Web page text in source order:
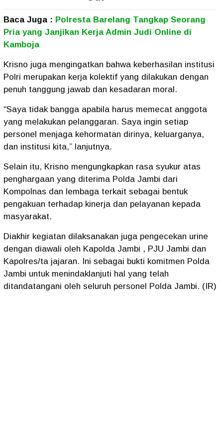
Baca Juga : Polresta Barelang Tangkap Seorang
Pria yang Janjikan Kerja Admin Judi Online di
Kamboja
Krisno juga mengingatkan bahwa keberhasilan institusi
Polri merupakan kerja kolektif yang dilakukan dengan
penuh tanggung jawab dan kesadaran moral.
“Saya tidak bangga apabila harus memecat anggota
yang melakukan pelanggaran. Saya ingin setiap
personel menjaga kehormatan dirinya, keluarganya,
dan institusi kita,” lanjutnya.
Selain itu, Krisno mengungkapkan rasa syukur atas
penghargaan yang diterima Polda Jambi dari
Kompolnas dan lembaga terkait sebagai bentuk
pengakuan terhadap kinerja dan pelayanan kepada
masyarakat.
Diakhir kegiatan dilaksanakan juga pengecekan urine
dengan diawali oleh Kapolda Jambi , PJU Jambi dan
Kapolres/ta jajaran. Ini sebagai bukti komitmen Polda
Jambi untuk menindaklanjuti hal yang telah
ditandatangani oleh seluruh personel Polda Jambi. (IR)